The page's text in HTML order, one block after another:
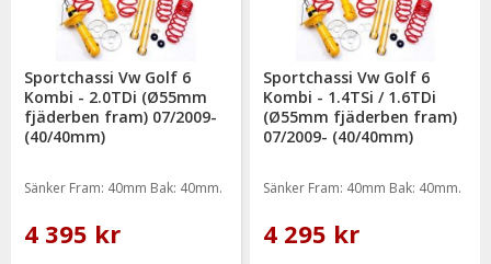
Sportchassi Vw Golf 6
Kombi - 2.0TDi (Ø55mm
fjäderben fram) 07/2009-
(40/40mm)
Sänker Fram: 40mm Bak: 40mm.
4 395 kr
Sportchassi Vw Golf 6
Kombi - 1.4TSi / 1.6TDi
(Ø55mm fjäderben fram)
07/2009- (40/40mm)
Sänker Fram: 40mm Bak: 40mm.
4 295 kr